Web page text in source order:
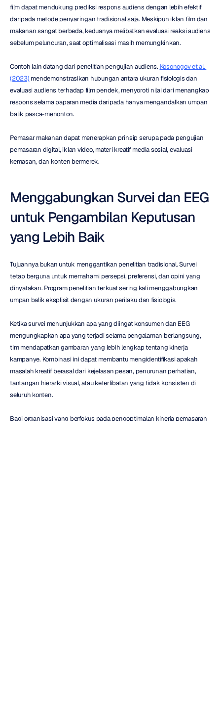
film dapat mendukung prediksi respons audiens dengan lebih efektif
daripada metode penyaringan tradisional saja. Meskipun iklan film dan
makanan sangat berbeda, keduanya melibatkan evaluasi reaksi audiens
sebelum peluncuran, saat optimalisasi masih memungkinkan.
Contoh lain datang dari penelitian pengujian audiens. Kosonogov et al.
(2023) mendemonstrasikan hubungan antara ukuran fisiologis dan
evaluasi audiens terhadap film pendek, menyoroti nilai dari menangkap
respons selama paparan media daripada hanya mengandalkan umpan
balik pasca-menonton.
Pemasar makanan dapat menerapkan prinsip serupa pada pengujian
pemasaran digital, iklan video, materi kreatif media sosial, evaluasi
kemasan, dan konten bermerek.
Menggabungkan Survei dan EEG
untuk Pengambilan Keputusan
yang Lebih Baik
Tujuannya bukan untuk menggantikan penelitian tradisional. Survei
tetap berguna untuk memahami persepsi, preferensi, dan opini yang
dinyatakan. Program penelitian terkuat sering kali menggabungkan
umpan balik eksplisit dengan ukuran perilaku dan fisiologis.
Ketika survei menunjukkan apa yang diingat konsumen dan EEG
mengungkapkan apa yang terjadi selama pengalaman berlangsung,
tim mendapatkan gambaran yang lebih lengkap tentang kinerja
kampanye. Kombinasi ini dapat membantu mengidentifikasi apakah
masalah kreatif berasal dari kejelasan pesan, penurunan perhatian,
tantangan hierarki visual, atau keterlibatan yang tidak konsisten di
seluruh konten.
Bagi organisasi yang berfokus pada pengoptimalan kinerja pemasaran